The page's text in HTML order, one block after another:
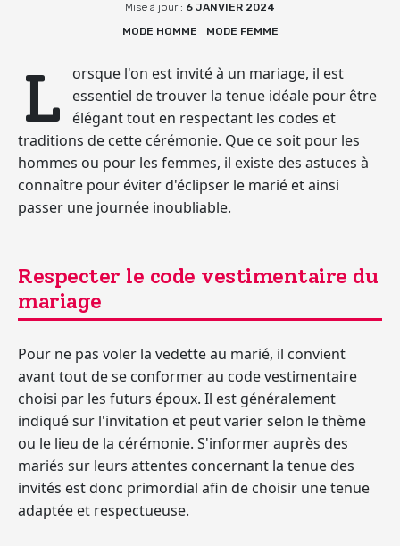
Mise à jour : 6 JANVIER 2024
MODE HOMME
MODE FEMME
L
orsque l'on est invité à un mariage, il est
essentiel de trouver la tenue idéale pour être
élégant tout en respectant les codes et
traditions de cette cérémonie. Que ce soit pour les
hommes ou pour les femmes, il existe des astuces à
connaître pour éviter d'éclipser le marié et ainsi
passer une journée inoubliable.
Respecter le code vestimentaire du
mariage
Pour ne pas voler la vedette au marié, il convient
avant tout de se conformer au code vestimentaire
choisi par les futurs époux. Il est généralement
indiqué sur l'invitation et peut varier selon le thème
ou le lieu de la cérémonie. S'informer auprès des
mariés sur leurs attentes concernant la tenue des
invités est donc primordial afin de choisir une tenue
adaptée et respectueuse.